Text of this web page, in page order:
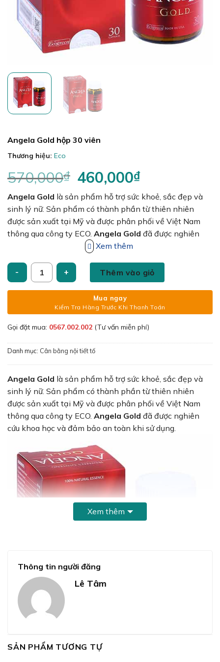
Angela Gold hộp 30 viên
Thương hiệu: Eco
570,000₫ Giá
gốc
là:
570,000₫.
460,000₫Giá
tại
là:
460,000₫.
Angela Gold là sản phẩm hỗ trợ sức khoẻ, sắc đẹp và
sinh lý nữ. Sản phẩm có thành phần từ thiên nhiên
được sản xuất tại Mỹ và được phân phối về Việt Nam
thông qua công ty ECO. Angela Gold đã được nghiên
cứu khoa học và đảm bảo an toàn khi sử dụng.
Xem thêm
Angela Gold hộp 30 viên số lượngThêm vào giỏ
Mua ngay
Kiểm Tra Hàng Trước Khi Thanh Toán
Gọi đặt mua: 0567.002.002 (Tư vấn miễn phí)
Danh mục: Cân bằng nội tiết tố
Angela Gold là sản phẩm hỗ trợ sức khoẻ, sắc đẹp và
sinh lý nữ. Sản phẩm có thành phần từ thiên nhiên
được sản xuất tại Mỹ và được phân phối về Việt Nam
thông qua công ty ECO. Angela Gold đã được nghiên
cứu khoa học và đảm bảo an toàn khi sử dụng.
Xem thêm
Thông tin người đăng
Lê Tâm
SẢN PHẨM TƯƠNG TỰ